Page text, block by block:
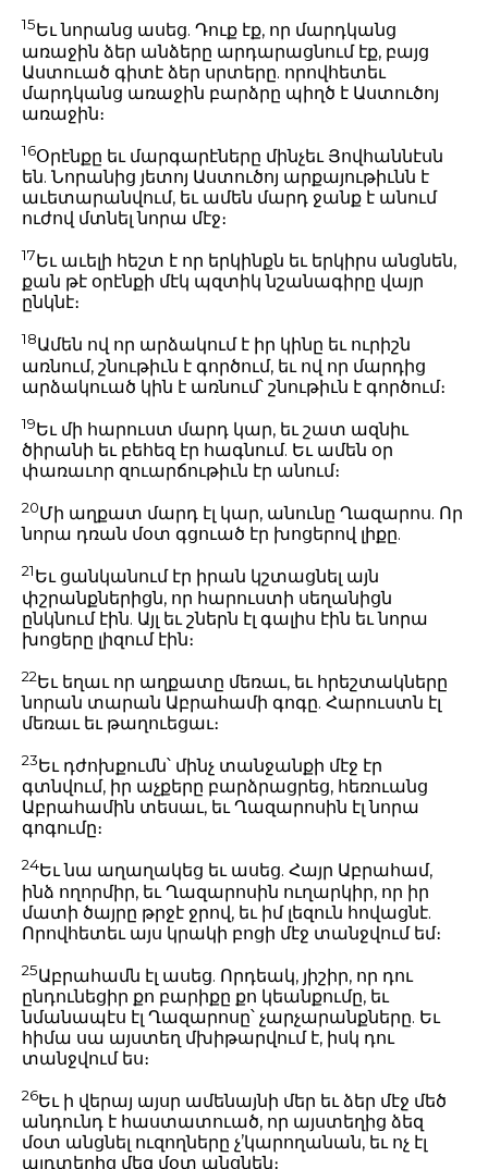
15Եւ նորանց ասեց. Դուք էք, որ մարդկանց
առաջին ձեր անձերը արդարացնում էք, բայց
Աստուած գիտէ ձեր սրտերը. որովհետեւ
մարդկանց առաջին բարձրը պիղծ է Աստուծոյ
առաջին։
16Օրէնքը եւ մարգարէները մինչեւ Յովհաննէսն
են. Նորանից յետոյ Աստուծոյ արքայութիւնն է
աւետարանվում, եւ ամեն մարդ ջանք է անում
ուժով մտնել նորա մէջ։
17Եւ աւելի հեշտ է որ երկինքն եւ երկիրս անցնեն,
քան թէ օրէնքի մէկ պզտիկ նշանագիրը վայր
ընկնէ։
18Ամեն ով որ արձակում է իր կինը եւ ուրիշն
առնում, շնութիւն է գործում, եւ ով որ մարդից
արձակուած կին է առնում՝ շնութիւն է գործում։
19Եւ մի հարուստ մարդ կար, եւ շատ ազնիւ
ծիրանի եւ բեհեզ էր հագնում. Եւ ամեն օր
փառաւոր զուարճութիւն էր անում։
20Մի աղքատ մարդ էլ կար, անունը Ղազարոս. Որ
նորա դռան մօտ գցուած էր խոցերով լիքը.
21Եւ ցանկանում էր իրան կշտացնել այն
փշրանքներիցն, որ հարուստի սեղանիցն
ընկնում էին. Այլ եւ շներն էլ գալիս էին եւ նորա
խոցերը լիզում էին։
22Եւ եղաւ որ աղքատը մեռաւ, եւ հրեշտակները
նորան տարան Աբրահամի գոգը. Հարուստն էլ
մեռաւ եւ թաղուեցաւ։
23Եւ դժոխքումն՝ մինչ տանջանքի մէջ էր
գտնվում, իր աչքերը բարձրացրեց, հեռուանց
Աբրահամին տեսաւ, եւ Ղազարոսին էլ նորա
գոգումը։
24Եւ նա աղաղակեց եւ ասեց. Հայր Աբրահամ,
ինձ ողորմիր, եւ Ղազարոսին ուղարկիր, որ իր
մատի ծայրը թրջէ ջրով, եւ իմ լեզուն հովացնէ.
Որովհետեւ այս կրակի բոցի մէջ տանջվում եմ։
25Աբրահամն էլ ասեց. Որդեակ, յիշիր, որ դու
ընդունեցիր քո բարիքը քո կեանքումը, եւ
նմանապէս էլ Ղազարոսը՝ չարչարանքները. Եւ
հիմա սա այստեղ մխիթարվում է, իսկ դու
տանջվում ես։
26Եւ ի վերայ այսր ամենայնի մեր եւ ձեր մէջ մեծ
անդունդ է հաստատուած, որ այստեղից ձեզ
մօտ անցնել ուզողները չ’կարողանան, եւ ոչ էլ
այդտեղից մեզ մօտ անցնեն։